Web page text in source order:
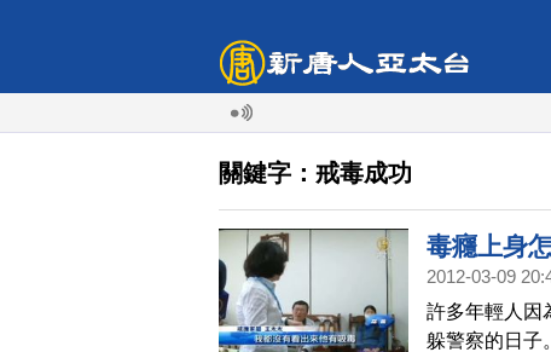
關鍵字：戒毒成功
毒癮上身
2012-03-09
許多年輕人因
躲警察的日子